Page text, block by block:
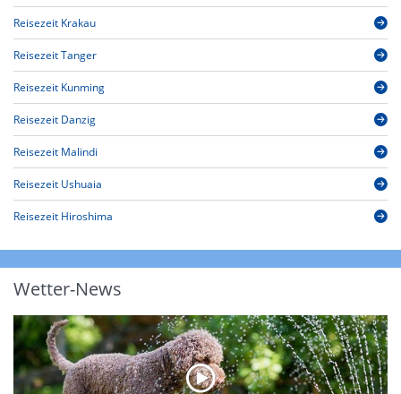
Reisezeit Krakau
Reisezeit Tanger
Reisezeit Kunming
Reisezeit Danzig
Reisezeit Malindi
Reisezeit Ushuaia
Reisezeit Hiroshima
Wetter-News